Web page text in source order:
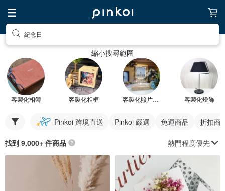
紀念日
縮小搜尋範圍
客製化相簿 客製化相框 客製化照片禮物 客製化燈飾
Pinkoi 跨境直送 Pinkoi 嚴選 免運商品 折扣商
找到 9,000+ 件商品 熱門程度優先